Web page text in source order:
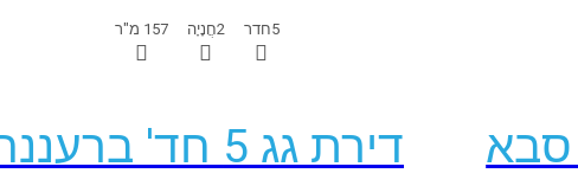
5חדר 2חֲנָיָה 157 מ"ר
דירת גג 5 חד' ברעננה